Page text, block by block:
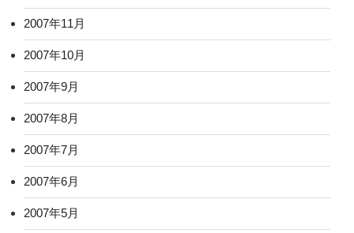
2007年11月
2007年10月
2007年9月
2007年8月
2007年7月
2007年6月
2007年5月